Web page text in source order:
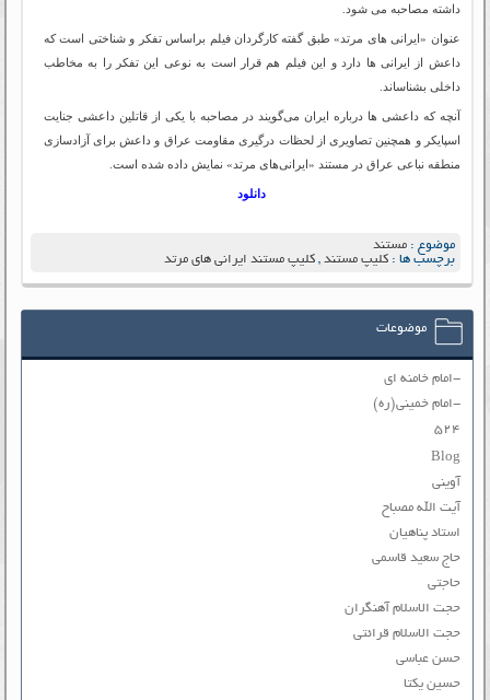
داشته مصاحبه می شود.
عنوان «ایرانی های مرتد» طبق گفته کارگردان فیلم براساس تفکر و شناختی است که
داعش از ایرانی ها دارد و این فیلم هم قرار است به نوعی این تفکر را به مخاطب
داخلی بشناساند.
آنچه که داعشی ها درباره ایران می‌گویند در مصاحبه با یکی از قاتلین داعشی جنایت
اسپایکر و همچنین تصاویری از لحظات درگیری مقاومت عراق و داعش برای آزادسازی
منطقه نباعی عراق در مستند «ایرانی‌های مرتد» نمایش داده شده است.
دانلود
موضوع :مستند
برچسب ها :کلیپ مستند ,کلیپ مستند ایرانی های مرتد
موضوعات
-امام خامنه ای
-امام خمینی(ره)
۵۲۴
Blog
آوینی
آیت الله مصباح
استاد پناهیان
حاج سعید قاسمی
حاجتی
حجت الاسلام آهنگران
حجت الاسلام قرائتی
حسن عباسی
حسین یکتا